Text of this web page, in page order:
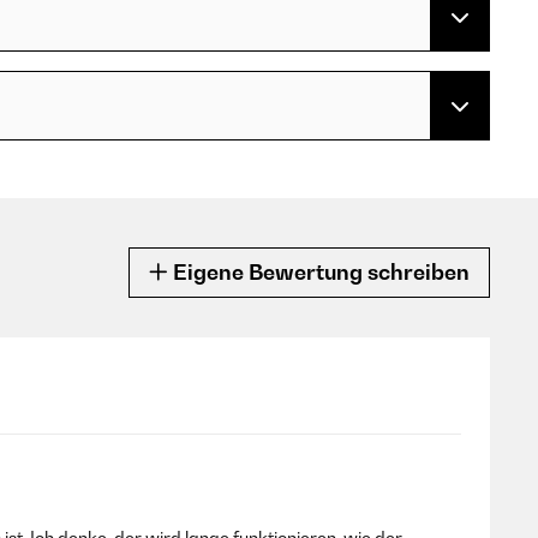
Eigene Bewertung schreiben